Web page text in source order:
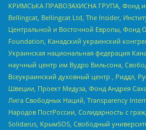
КРИМСЬКА ПРАВОЗАХИСНА ГРУПА, Фонд
Bellingcat, Bellingcat Ltd, The Insider,
Центральной и Восточной Европы, Фонд
Foundation, Канадский украинский
Украинская национальная федерация
научный центр им Вудро Вильсона,
Всеукраинский духовный центр , Риддл,
Швеции, Проект Медуза, Фонд Андрея
Лига Свободных Наций, Transparеncy
Народов ПостРоссии, Солидарность с
Solidarus, КрымSOS, Свободный